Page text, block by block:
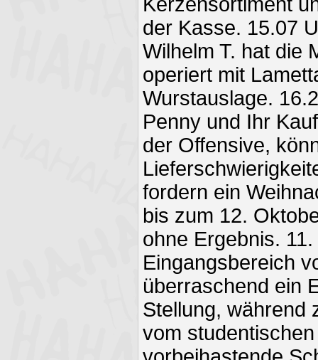
der Kasse. 15.07
Wilhelm T. hat die
operiert mit
Wurstauslage.
Penny und Ihr
der Offensive,
fordern ein
bis zum 12.
ohne Ergebnis.
Eingangsbereich
überraschend ein
Stellung, während
vom